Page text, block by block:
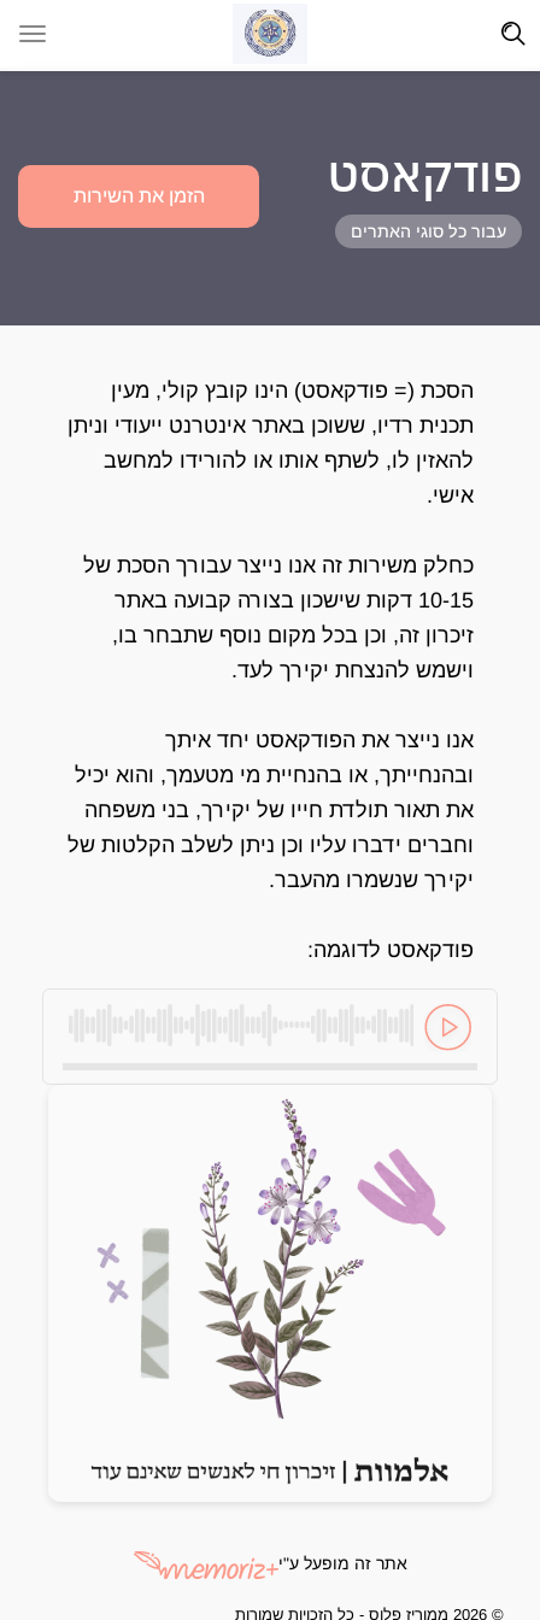
פודקאסט
עבור כל סוגי האתרים
הזמן את השירות
הסכת (= פודקאסט) הינו קובץ קולי, מעין
תכנית רדיו, ששוכן באתר אינטרנט ייעודי וניתן
להאזין לו, לשתף אותו או להורידו למחשב
אישי.
כחלק משירות זה אנו נייצר עבורך הסכת של
10-15 דקות שישכון בצורה קבועה באתר
זיכרון זה, וכן בכל מקום נוסף שתבחר בו,
וישמש להנצחת יקירך לעד.
אנו נייצר את הפודקאסט יחד איתך
ובהנחייתך, או בהנחיית מי מטעמך, והוא יכיל
את תאור תולדת חייו של יקירך, בני משפחה
וחברים ידברו עליו וכן ניתן לשלב הקלטות של
יקירך שנשמרו מהעבר.
פודקאסט לדוגמה:
אתר זה מופעל ע"י
© 2026 ממוריז פלוס - כל הזכויות שמורות